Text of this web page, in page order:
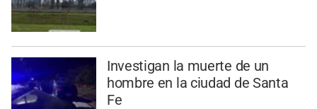
Investigan la muerte de un
hombre en la ciudad de Santa
Fe